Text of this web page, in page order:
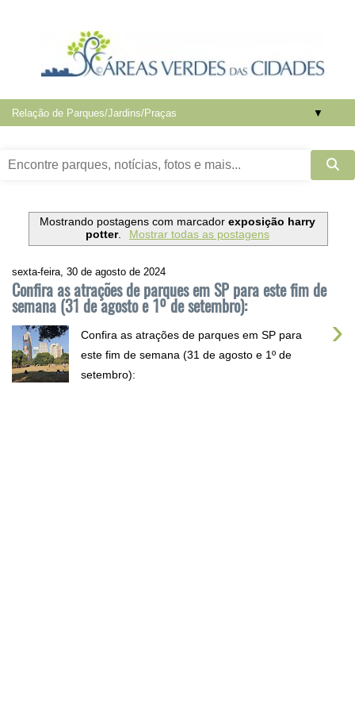
▼
Mostrando postagens com marcador exposição harry
potter. Mostrar todas as postagens
sexta-feira, 30 de agosto de 2024
Confira as atrações de parques em SP para este fim de
semana (31 de agosto e 1º de setembro):
›
Confira as atrações de parques em SP para
este fim de semana (31 de agosto e 1º de
setembro):